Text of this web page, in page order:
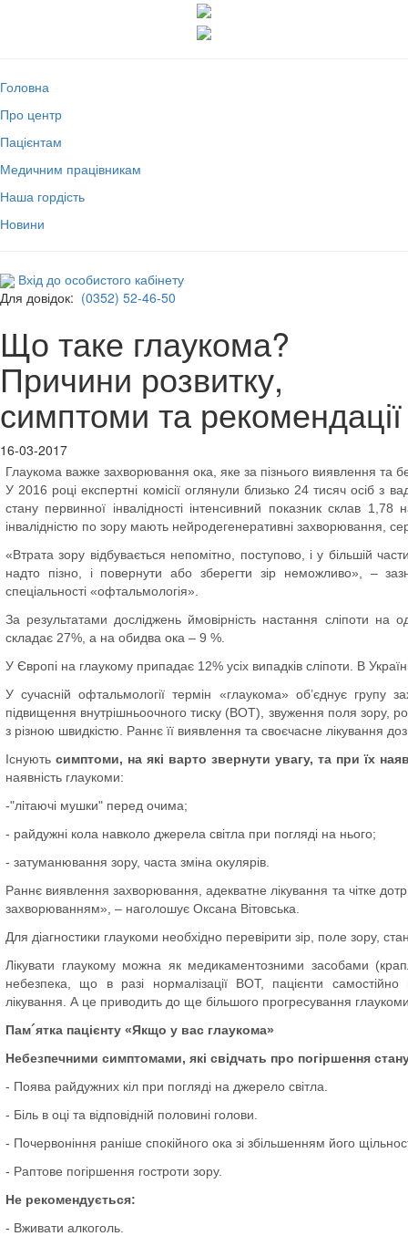
Головна
Про центр
Пацієнтам
Медичним працівникам
Наша гордість
Новини
Вхід до особистого кабінету
Для довідок: (0352) 52-46-50
Що таке глаукома?
Причини розвитку,
симптоми та рекомендації
16-03-2017
Глаукома важке захворювання ока, яке за пізнього виявлення та
У 2016 році експертні комісії оглянули близько 24 тисяч осіб з
стану первинної інвалідності інтенсивний показник склав
інвалідністю по зору мають нейродегенеративні захворювання,
«Втрата зору відбувається непомітно, поступово, і у більшій
надто пізно, і повернути або зберегти зір неможливо», –
спеціальності «офтальмологія».
За результатами досліджень ймовірність настання сліпоти на
складає 27%, а на обидва ока – 9 %.
У Європі на глаукому припадає 12% усіх випадків сліпоти. В
У сучасній офтальмології термін «глаукома» об’єднує
підвищення внутрішньоочного тиску (ВОТ), звуження поля зору,
з різною швидкістю. Раннє її виявлення та своєчасне лікування
Існують симптоми, на які варто звернути увагу, та при їх
наявність глаукоми:
-"літаючі мушки" перед очима;
- райдужні кола навколо джерела світла при погляді на нього;
- затуманювання зору, часта зміна окулярів.
Раннє виявлення захворювання, адекватне лікування та чітке
захворюванням», – наголошує Оксана Вітовська.
Для діагностики глаукоми необхідно перевірити зір, поле зору,
Лікувати глаукому можна як медикаментозними засобами
небезпека, що в разі нормалізації ВОТ, пацієнти
лікування. А це приводить до ще більшого прогресування
Пам´ятка пацієнту «Якщо у вас глаукома»
Небезпечними симптомами, які свідчать про погіршення
- Поява райдужних кіл при погляді на джерело світла.
- Біль в оці та відповідній половині голови.
- Почервоніння раніше спокійного ока зі збільшенням його
- Раптове погіршення гостроти зору.
Не рекомендується:
- Вживати алкоголь.